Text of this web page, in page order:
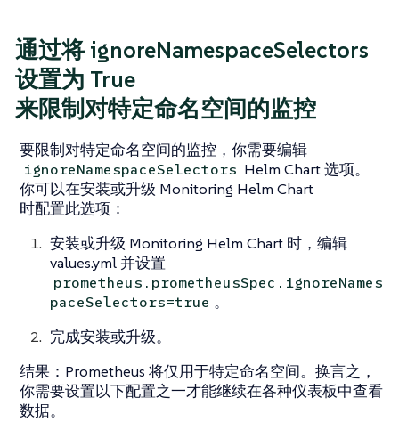
通过将 ignoreNamespaceSelectors
设置为 True
来限制对特定命名空间的监控
要限制对特定命名空间的监控，你需要编辑
ignoreNamespaceSelectors Helm Chart 选项。
你可以在安装或升级 Monitoring Helm Chart
时配置此选项：
安装或升级 Monitoring Helm Chart 时，编辑
values.yml 并设置
prometheus.prometheusSpec.ignoreNames
paceSelectors=true 。
完成安装或升级。
结果 ：Prometheus 将仅用于特定命名空间。换言之，
你需要设置以下配置之一才能继续在各种仪表板中查看
数据。